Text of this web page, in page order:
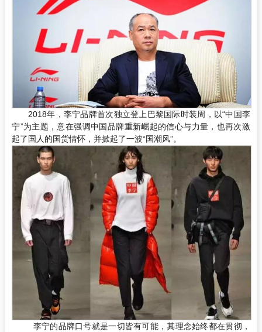
2018年，李宁品牌首次独立登上巴黎国际时装周，以“中国李
宁”为主题，意在强调中国品牌重新崛起的信心与力量，也再次激
起了国人的国货情怀，并掀起了一波“国潮风”。
李宁的品牌口号就是一切皆有可能，其理念始终都在贯彻，